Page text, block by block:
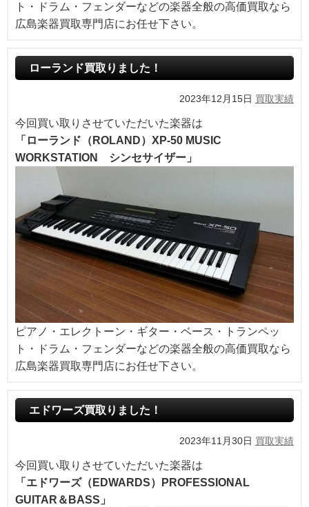
ト・ドラム・フェンダーなどの楽器全般の高価買取なら
広島楽器買取専門店にお任せ下さい。
ローランド買取りました！
2023年12月15日 買取実績
今回買い取りさせていただいた楽器は
「ローランド（ROLAND）XP-50 MUSIC
WORKSTATION シンセサイザー」
ピアノ・エレクトーン・ギター・ベース・トランペッ
ト・ドラム・フェンダーなどの楽器全般の高価買取なら
広島楽器買取専門店にお任せ下さい。
エドワーズ買取りました！
2023年11月30日 買取実績
今回買い取りさせていただいた楽器は
「エドワーズ（EDWARDS）PROFESSIONAL
GUITAR＆BASS」